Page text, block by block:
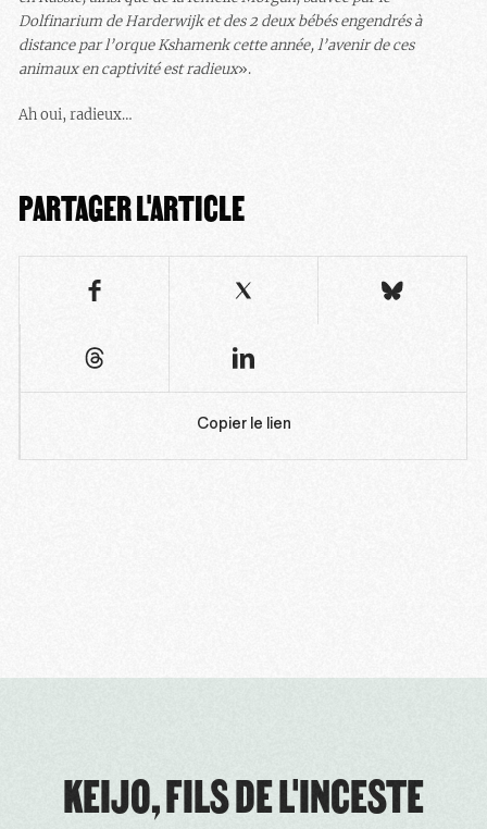
Dolfinarium de Harderwijk et des 2 deux bébés engendrés à
distance par l’orque Kshamenk cette année, l’avenir de ces
animaux en captivité est radieux».
Ah oui, radieux…
PARTAGER L'ARTICLE
Copier le lien
KEIJO, FILS DE L'INCESTE